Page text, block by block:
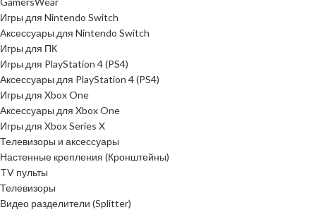
Игры для Nintendo Switch
Аксессуары для Nintendo Switch
Игры для ПК
Игры для PlayStation 4 (PS4)
Аксессуары для PlayStation 4 (PS4)
Игры для Xbox One
Аксессуары для Xbox One
Игры для Xbox Series X
Телевизоры и аксессуары
Настенные крепления (Кронштейны)
TV пульты
Телевизоры
Видео разделители (Splitter)